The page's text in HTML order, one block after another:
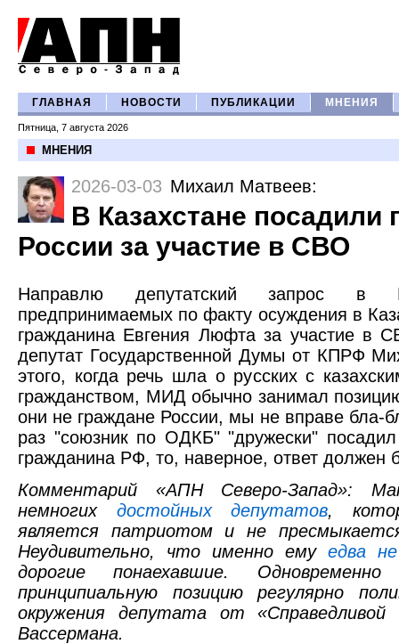
ГЛАВНАЯ НОВОСТИ ПУБЛИКАЦИИ МНЕНИЯ
Пятница, 7 августа 2026
МНЕНИЯ
2026-03-03 Михаил Матвеев:
В Казахстане посадили
России за участие в СВО
Направлю депутатский запрос
предпринимаемых по факту осуждения в
гражданина Евгения Люфта за участие в
депутат Государственной Думы от КПРФ
этого, когда речь шла о русских с
гражданством, МИД обычно занимал
они не граждане России, мы не вправе бла-
раз "союзник по ОДКБ" "дружески" посадил
гражданина РФ, то, наверное, ответ должен
Комментарий «АПН Северо-Запад»:
немногих достойных депутатов,
является патриотом и не
Неудивительно, что именно ему едва
дорогие понаехавшие.
принципиальную позицию регулярно
окружения депутата от «Справедливой
Вассермана.